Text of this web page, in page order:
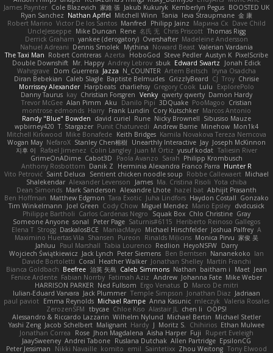
James Paynter Cole Blazevich 家維 張 Jakub Kukuryk Kemberlyn Pegus BOOSTED UK
Ryan Sanchez Nathan Apffel Mitchell Winn Tania Ieva Straupmane 金 康
Robert Marino Victor De los Santos Manfred Philipp Jainz Марина Ск Dave Child
UncleJesseppe Mike Duncan Rene 名氏 无 Chris Priscott Thomas Rigg
Derrick Graham yankee (derogatory) Overshafter Madeleine Andersson
Nahuel Adreani Dennis Smolek Mythina Noward Beast Valerian Vardania
The Taxi Man Robert Contreras Azerta HoboGod Steve Pedler Austyn K PixelScribe
Double Downshift Mr. Happy Andrey Lebrov sbuk Edward Swartz
Jonah Edick
Wahrgrave Dom Guerrera Jazza N_COUNTER Artem Beitsch
Iryna Osadcha
Diran Bebekian Caleb Slagle Baptiste Belmudes GrizzlyBeard CJ Troy Chrisie
Morrissey Alexander Harpbeats charliehsy Gregory Cook Lulu
ExplorePolo
Danny Taurus kay Christian Forsgren Venky qwerty qwerty Damon Hardy
Trevor McGee Alan Pimm Aku Danilo Pipi 3DQuake PooMagoo Cristian
montrose edmonds Harry Frank Lundin Cory Kutschker Marcos Antonio
Randy "Blue" Bowden david curiel Rune Nicky Brownell Sibusiso Mauze
wpbirney420 T. Stargazer Punit Chaturvedi Andrew Barrie Minehow Mon1k4
Mitchell Kirkwood Mike Bonafede Keith Bridges Kamila Novakova Tereza Nemcova
Wogan May NefaroX Stanley Chen榕樹 Unearthly Interactive Jay Joseph McKinnon
지후 이
Rafael Jimenez Colin Langley Juan M Ortiz yusuf kodat Taliesin River
GrimeOnADime Cabot3D Paola Avanzo Sarah Philipp Krombusch
Anthony Rosbottom Danik Z Herminia Alexandra Franco Parra Hunter R
Vito Petrović Saint Deluca Sentient chicken noodle soup Robbe Callewaert Michael
Shalekendar Alexander Levenson James Ma. Cristina Risoli Yota chiba
Dean Simonds Mark Sanderson Alexandre Lhote hazel bat Abhijit Prasanth
Ben Hoffman Matthew Edgmon Tara Exotic Juha Lindfors Haydon Costall Gonzako
Tim Winkelmann
Joel Green Cody Chow Miguel Mendez Mario Epsley dvdcusick
Philippe Bartholi Carlos Cardenas Negro Squak Box Chlo Christine Gray
Someone Anyone sonal Peter Page Saturnis#6115 Heriberto Reinoso Gallegos
Elena T Strogg DaskalosBCE ManiacMayo Michael Hirschfelder Joshua Palfrey A
Maximino Huertas Vila Shansen Pureon Rinalds Miļicins Monica Pirvu 家俊 吴
Jahluu
Paul Marshall Tabia Lourenco Redlion HeyoNSFW Darry
Wojciech Świątkiewicz Jack Lynch Peter Siemens Ben Berntsen Nananekoko Ian
Davide Bortoletti Coral Heather Walker Jonathan Shelley Martín Franchi
Bianca Goldbach Beefree 治英 矢島 Caleb Simmons Nathan baitham i Maet Jean
Fenice Ardente Fabian Norrby Fatimah Aziz Andrew Johanna Fate Mike Weber
HARRISON PARKER Ned Fullsom Ergo Venatus D Marco De mitri
Iulian-Eduard Varvara Jack Plummer Temple Simpson Jonathan Diaz Jadriaan
paul paviot Emma Reynolds Michael Rampe Anna Kasunic mleczyk Valeria Rosales
ZerozenSFM tbycae Chloe Kiso Alastair JL chen li
OOPS!
Alessandro & Riccardo Lazzarin Wilhelm Nylund Michael Bertin Michael Stetler
Yashi Zeng Jacob Schelbert Malignant Hardy J Moritz S. Chihirios Ethan Mulwee
Jonathan Correa
Rose Jhon Magdalena Aisha Harper Fuji
Rupert Eveleigh
JaaySweeney Andrei Tabone Ruslana Dutchak Allen Partridge EpsilonCG
Peter Jessiman
Nikki Navaille komito emil Saintetixx Zhou Weitong Tony Elwood